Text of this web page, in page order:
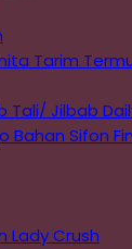
Tarim
Tali/ Jilbab
Bahan Sifon
Lady Crush